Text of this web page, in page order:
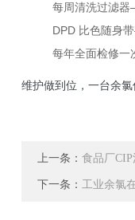
每周清洗过滤
DPD 比色随身
每年全面检修
维护做到位，一台余
上一条： 食品厂
下一条： 工业余氯